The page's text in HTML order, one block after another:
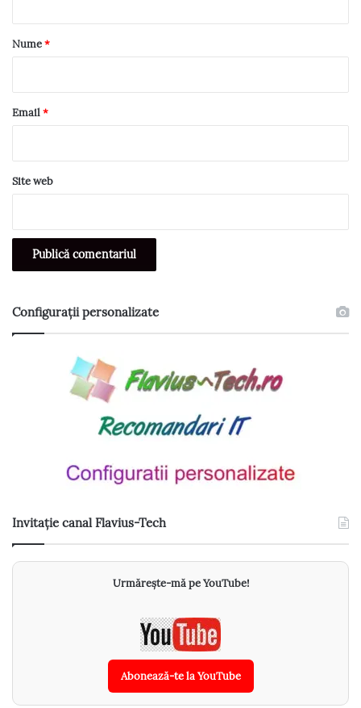
r
*
Nume*
Email*
Site web
Configurații personalizate
Invitație canal Flavius-Tech
Urmărește-mă pe YouTube!
Abonează-te la YouTube